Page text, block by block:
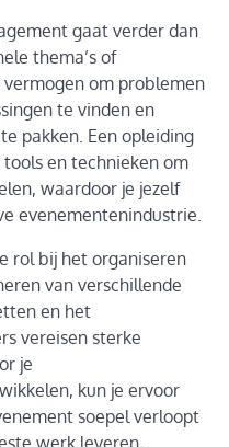
gaat verder dan
thema’s of
om problemen
te vinden en
pakken. Een opleiding
en technieken om
waardoor je jezelf
evenementenindustrie.
rol bij het organiseren
van verschillende
en het
vereisen sterke
je
kun je ervoor
soepel verloopt